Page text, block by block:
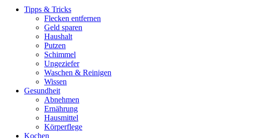
Tipps & Tricks
Flecken entfernen
Geld sparen
Haushalt
Putzen
Schimmel
Ungeziefer
Waschen & Reinigen
Wissen
Gesundheit
Abnehmen
Ernährung
Hausmittel
Körperflege
Kochen